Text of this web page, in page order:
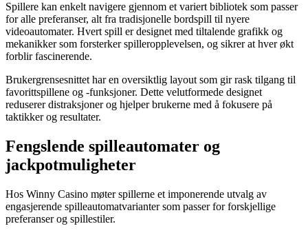
Spillere kan enkelt navigere gjennom et variert bibliotek som passer
for alle preferanser, alt fra tradisjonelle bordspill til nyere
videoautomater. Hvert spill er designet med tiltalende grafikk og
mekanikker som forsterker spilleropplevelsen, og sikrer at hver økt
forblir fascinerende.
Brukergrensesnittet har en oversiktlig layout som gir rask tilgang til
favorittspillene og -funksjoner. Dette velutformede designet
reduserer distraksjoner og hjelper brukerne med å fokusere på
taktikker og resultater.
Fengslende spilleautomater og
jackpotmuligheter
Hos Winny Casino møter spillerne et imponerende utvalg av
engasjerende spilleautomatvarianter som passer for forskjellige
preferanser og spillestiler.